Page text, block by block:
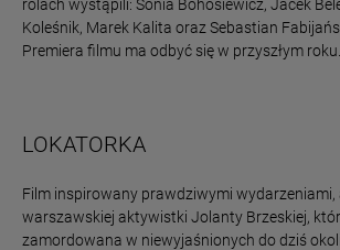
rolach wystąpili: Sonia Bohosiewicz, Jacek
Koleśnik, Marek Kalita oraz Sebastian
Premiera filmu ma odbyć się w przyszłym roku.
LOKATORKA
Film inspirowany prawdziwymi wydarzeniami,
warszawskiej aktywistki Jolanty Brzeskiej,
zamordowana w niewyjaśnionych do dziś